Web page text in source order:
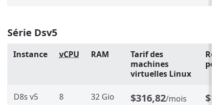
Série Dsv5
Instance vCPU RAM
Tarif des
machines
virtuelles Linux
D8s v5 8 32 Gio $316,82/mois